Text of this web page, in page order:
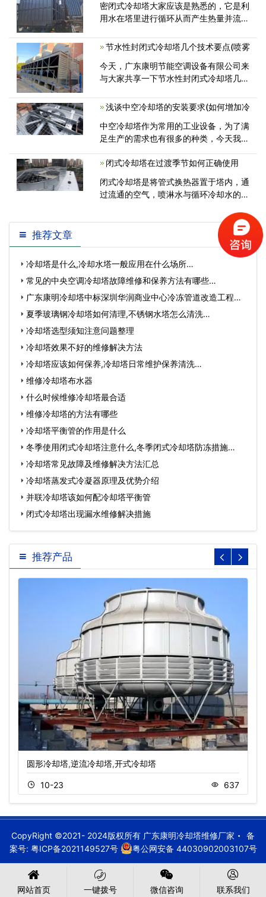
使用加热<
密闭式冷却塔大家应该是熟悉的，它是利
用水在塔里进行循环从而产生热量并流到
点又是什么呢？下面为大家做个简单的介
节水性封闭式冷却塔几个技术要点(喷雾
今天，广东康明节能空调设备有限公司来
与大家共享一下节水性封闭式冷却塔几个
于中国生产制造行业例如如电力工程、原
浅谈中空冷却塔的安装要求(如何增加冷
中空冷却塔作为常用的工业设备，为了满
足生产的需求也有很多的种类，今天我们
要求，让大家更好的了解它。 1、中空冷
却塔应该要选择在通风良好的地方作<
闭式冷却塔在过渡季节如何正确使用
闭式冷却塔是将管式换热器置于塔内，通
过流通的空气，喷淋水与循环冷却水的热
推荐文章
冷却塔是什么,冷却水塔一般应用在什么场所…
常见的中央空调冷却塔故障维修和保养方法有哪些…
广东康明冷却塔中标深圳华润商业中心冷冻管道改造工程…
夏季玻璃钢冷却塔如何清理,不锈钢水塔怎么清洗…
冷却塔选型须知注意问题整理
冷却塔效果不好的维修解决方法
冷却塔应该如何保养,冷却塔日常维护保养清洗…
维修冷却塔布水器
什么时候维修冷却塔最合适
维修冷却塔的方法有哪些
冷却塔平衡管的作用是什么
冬季使用闭式冷却塔注意什么,冬季闭式冷却塔防冻措施…
冷却塔常见故障及维修解决方法汇总
冷却塔蒸发式冷凝器原理及优势介绍
并联冷却塔该如何配冷却塔平衡管
闭式冷却塔出现漏水维修解决措施
推荐产品
圆形冷却塔,逆流冷却塔,开式冷却塔
10-23 637
CopyRight ©2021- 2024版权所有 广东康明冷却塔维修厂家
备
案号: 粤ICP备2021149527号 粤公网安备 44030902003107号
网站首页 一键拨号 微信咨询 联系我们